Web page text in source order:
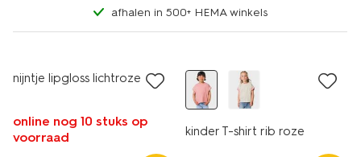
afhalen in 500+ HEMA winkels
nijntje lipgloss lichtroze
online nog 10 stuks op
voorraad
kinder T-shirt rib roze